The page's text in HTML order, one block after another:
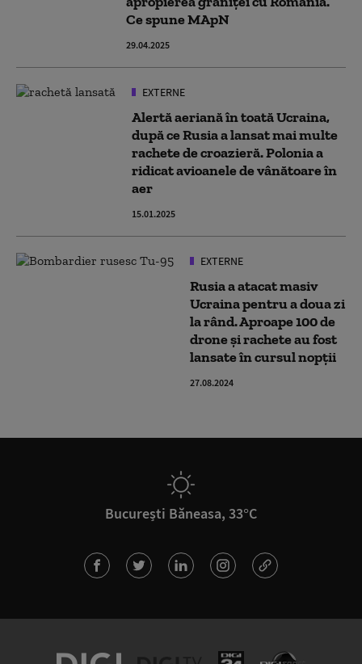
Ce spune MApN
29.04.2025
EXTERNE
Alertă aeriană în toată Ucraina,
după ce Rusia a lansat mai multe
rachete de croazieră. Polonia a
ridicat avioanele de vânătoare în
aer
15.01.2025
EXTERNE
Rusia a atacat masiv
Ucraina pentru a doua zi
la rând. Aproape 100 de
drone și rachete au fost
lansate în cursul nopții
27.08.2024
București Băneasa, 33°C